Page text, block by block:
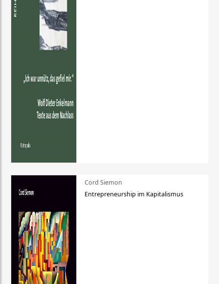
Cord Siemon
Entrepreneurship im Kapitalismus